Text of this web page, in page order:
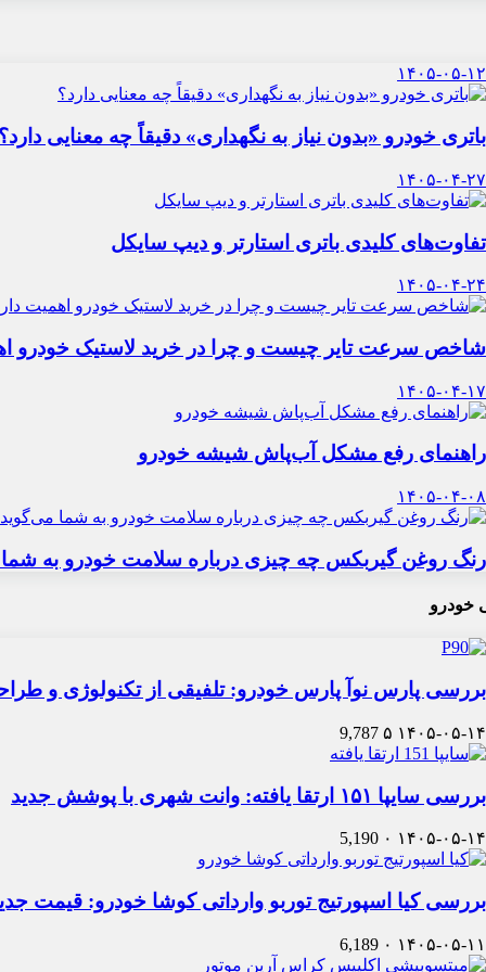
۱۴۰۵-۰۵-۱۲
باتری خودرو «بدون نیاز به نگهداری» دقیقاً چه معنایی دارد؟
۱۴۰۵-۰۴-۲۷
تفاوت‌های کلیدی باتری استارتر و دیپ سایکل
۱۴۰۵-۰۴-۲۴
شاخص سرعت تایر چیست و چرا در خرید لاستیک خودرو
۱۴۰۵-۰۴-۱۷
راهنمای رفع مشکل آب‌پاش شیشه خودرو
۱۴۰۵-۰۴-۰۸
رنگ روغن گیربکس چه چیزی درباره سلامت خودرو به
خودرو
بررسی پارس نوآ پارس خودرو: تلفیقی از تکنولوژی و
۱۴۰۵-۰۵-۱۴ ۵ 9,787
بررسی سایپا ۱۵۱ ارتقا یافته: وانت شهری با پوشش جدید
۱۴۰۵-۰۵-۱۴ ۰ 5,190
بررسی کیا اسپورتیج توربو وارداتی کوشا خودرو: قیمت
۱۴۰۵-۰۵-۱۱ ۰ 6,189